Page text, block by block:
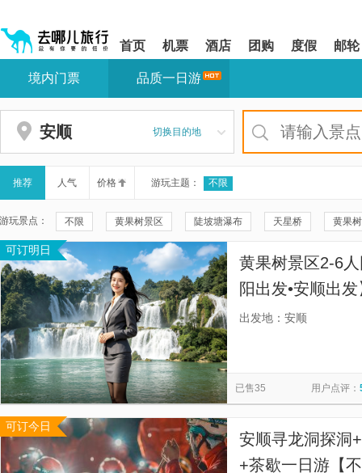
shift+enter
网
导
盲
导
模
式
您
站
区,
本
有
6
个
模
块,
按
下
Tab
键
浏
信
息
首页 机票 酒店 团购 度假 邮轮
您
站
区
境内门票 品质一日游
安顺 切换目的地
推荐 人气 价格 游玩主题： 不限
游玩景点： 不限 黄果树景区 陡坡塘瀑布 天星桥 黄果
龙宫景区 西江千户苗寨 荔波小七孔景区
花江峡谷大桥桥旅融合服务区 青岩古镇 紫云格凸河风景
黄果树景区陡坡塘区域第一观景台
安顺古城历史文化街区 大瀑布
黄果树景区天星桥区域-高老庄 万峰林景区
高荡千年布依古寨文化旅游景区 甲秀楼 织金大峡谷
安顺文庙 关岭冰臼 花江峡谷大桥二号观景台
安顺旧州古镇 天印山 荔波樟江风景名胜区 云峰
可订明日
黄果树景区2-6
阳出发•安顺出
出发地：安顺
已售35 用户点评：
可订今日
安顺寻龙洞探洞
+茶歇一日游【